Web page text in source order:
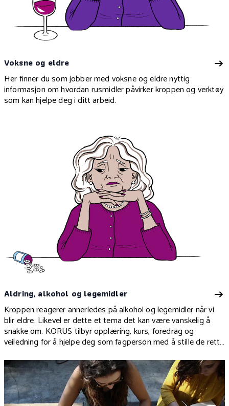
Voksne og eldre
Her finner du som jobber med voksne og eldre nyttig
informasjon om hvordan rusmidler påvirker kroppen og verktøy
som kan hjelpe deg i ditt arbeid.
Aldring, alkohol og legemidler
Kroppen reagerer annerledes på alkohol og legemidler når vi
blir eldre. Likevel er dette et tema det kan være vanskelig å
snakke om. KORUS tilbyr opplæring, kurs, foredrag og
veiledning for å hjelpe deg som fagperson med å stille de rette